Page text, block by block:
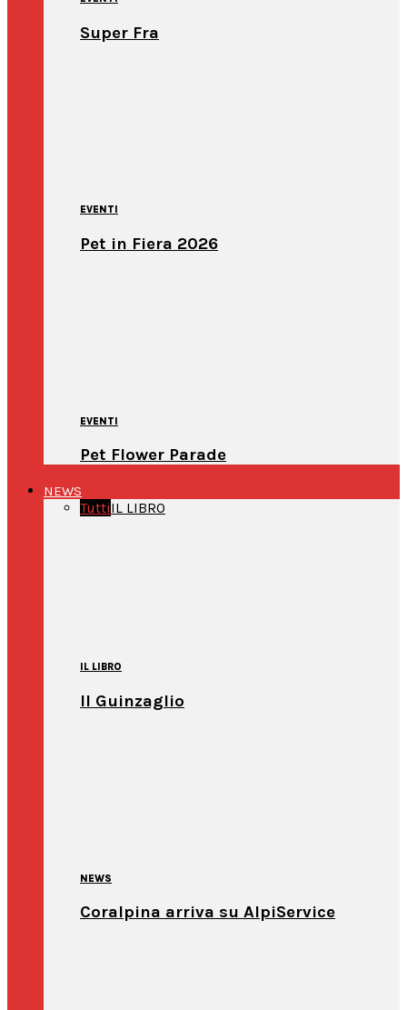
Super Fra
EVENTI
Pet in Fiera 2026
EVENTI
Pet Flower Parade
NEWS
TuttiIL LIBRO
IL LIBRO
Il Guinzaglio
NEWS
Coralpina arriva su AlpiService